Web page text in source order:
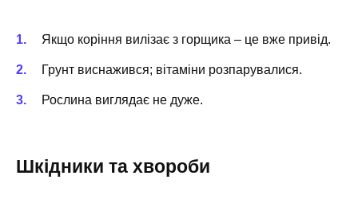
Якщо коріння вилізає з горщика – це вже привід.
Грунт виснажився; вітаміни розпарувалися.
Рослина виглядає не дуже.
Шкідники та хвороби